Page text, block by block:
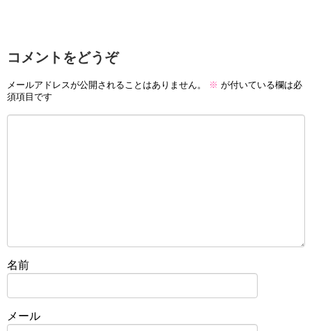
コメントをどうぞ
メールアドレスが公開されることはありません。 ※ が付いている欄は必
須項目です
名前
メール